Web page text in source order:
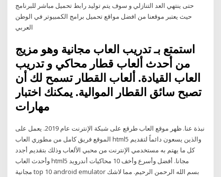
حتى ينتهي العد التنازلي و سوف يتم توليد رابط تحميل مباشر للبرنامج
حيث يعتبر موقعنا من افضل مواقع تحميل برامج الكمبيوتر في الوطن
العربي
استمتع بـ تدريب العاب مجانية وهو مزيج
من أحدث ألعاب قطار محاكي و تدريب
العاب القيادة. ألعاب القطار تسمح لك أن
تصبح سائق القطار الموالية. يمكنك اختبار
نبذة عنا. ظهر موقع العاب طرقع على شبكة الإنترنت عام 2019. يعمل على
الموقع فريق كامل من مطوري العاب html5 والذين يسعون دائماً لتقديم
كل ما يهتم به مستخدمي الإنترنت من محبي الألعاب وذلك بتقديم أجدد
وأحدث العاب html5 مجانا. أفضل وأسرع وأخف 10 محاكيات أندرويد
مجانية top 10 android emulator بسم الله الرحمن الرحيم. مما لاشك